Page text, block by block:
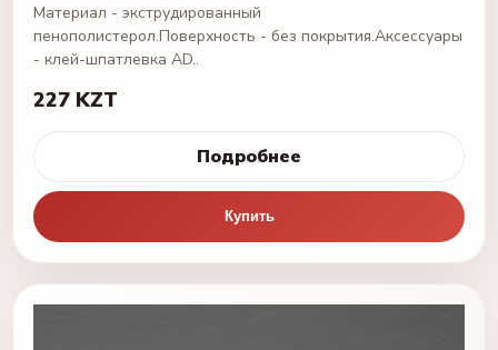
Материал - экструдированный
пенополистерол.Поверхность - без покрытия.Аксессуары
- клей-шпатлевка AD..
227 KZT
Подробнее
Купить